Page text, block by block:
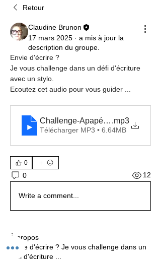
Retour
Claudine Brunon
17 mars 2025 · a mis à jour la
description du groupe.
Envie d'écrire ?
Je vous challenge dans un défi d'écriture
avec un stylo.
Ecoutez cet audio pour vous guider ...
Challenge-Apapé-abécédaire
.mp3
Télécharger MP3 • 6.64MB
0
0 12
Write a comment...
À propos
Envie d'écrire ? Je vous challenge dans un
défi d'écriture